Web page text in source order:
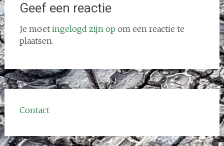
Geef een reactie
Je moet ingelogd zijn op om een reactie te
plaatsen.
Contact